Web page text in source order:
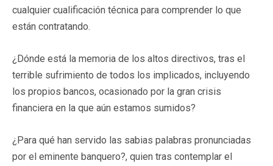
cualquier cualificación técnica para comprender lo que
están contratando.
¿Dónde está la memoria de los altos directivos, tras el
terrible sufrimiento de todos los implicados, incluyendo
los propios bancos, ocasionado por la gran crisis
financiera en la que aún estamos sumidos?
¿Para qué han servido las sabias palabras pronunciadas
por el eminente banquero?, quien tras contemplar el